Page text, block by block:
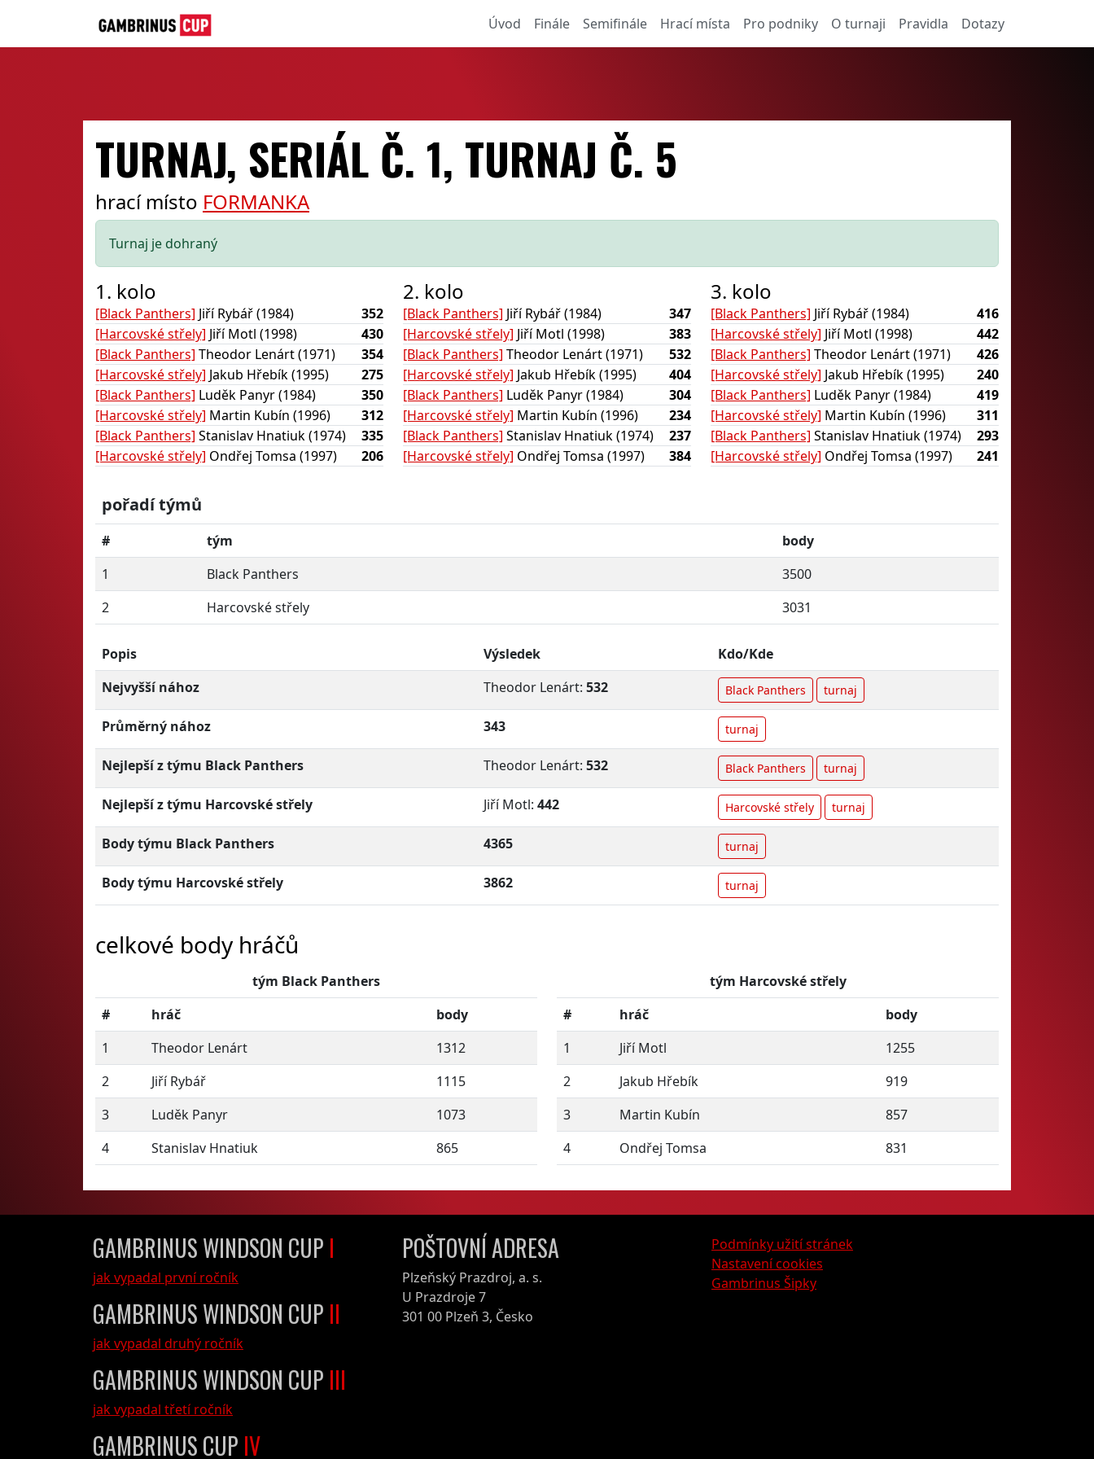
Úvod Finále Semifinále Hrací místa Pro podniky O turnaji Pravidla Dotazy
TURNAJ, SERIÁL Č. 1, TURNAJ Č. 5
hrací místo FORMANKA
Turnaj je dohraný
1. kolo
[Black Panthers] Jiří Rybář (1984)
352
[Harcovské střely] Jiří Motl (1998)
430
[Black Panthers] Theodor Lenárt (1971)
354
[Harcovské střely] Jakub Hřebík (1995)
275
[Black Panthers] Luděk Panyr (1984)
350
[Harcovské střely] Martin Kubín (1996)
312
[Black Panthers] Stanislav Hnatiuk (1974)
335
[Harcovské střely] Ondřej Tomsa (1997) 206
2. kolo
[Black Panthers] Jiří Rybář (1984)
347
[Harcovské střely] Jiří Motl (1998)
383
[Black Panthers] Theodor Lenárt (1971)
532
[Harcovské střely] Jakub Hřebík (1995)
404
[Black Panthers] Luděk Panyr (1984)
304
[Harcovské střely] Martin Kubín (1996)
234
[Black Panthers] Stanislav Hnatiuk (1974)
237
[Harcovské střely] Ondřej Tomsa (1997) 384
3. kolo
[Black Panthers] Jiří Rybář (1984)
416
[Harcovské střely] Jiří Motl (1998)
442
[Black Panthers] Theodor Lenárt (1971)
426
[Harcovské střely] Jakub Hřebík (1995)
240
[Black Panthers] Luděk Panyr (1984)
419
[Harcovské střely] Martin Kubín (1996)
311
[Black Panthers] Stanislav Hnatiuk (1974)
293
[Harcovské střely] Ondřej Tomsa (1997) 241
pořadí týmů
# tým
body
1
Black Panthers
3500
2
Harcovské střely 3031
Popis Výsledek
Kdo/Kde
Nejvyšší nához
Theodor Lenárt: 532 Black Panthers turnaj
Průměrný nához 343 turnaj
Nejlepší z týmu Black Panthers Theodor Lenárt: 532 Black Panthers turnaj
Nejlepší z týmu Harcovské střely Jiří Motl: 442 Harcovské střely turnaj
Body týmu Black Panthers 4365 turnaj
Body týmu Harcovské střely 3862 turnaj
celkové body hráčů
tým Black Panthers
#
hráč
body
1
Theodor Lenárt
1312
2
Jiří Rybář
1115
3
Luděk Panyr
1073
4
Stanislav Hnatiuk 865
tým Harcovské střely
#
hráč
body
1
Jiří Motl
1255
2
Jakub Hřebík
919
3
Martin Kubín
857
4
Ondřej Tomsa 831
GAMBRINUS WINDSON CUP I
jak vypadal první ročník
GAMBRINUS WINDSON CUP II
jak vypadal druhý ročník
GAMBRINUS WINDSON CUP III
jak vypadal třetí ročník
GAMBRINUS CUP IV
POŠTOVNÍ ADRESA
Plzeňský Prazdroj, a. s.
U Prazdroje 7
301 00 Plzeň 3, Česko
Podmínky užití stránek
Nastavení cookies
Gambrinus Šipky